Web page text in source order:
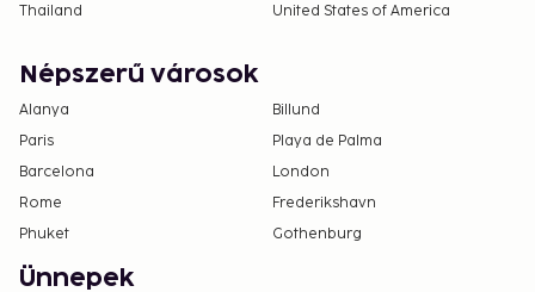
Thailand
United States of America
Népszerű városok
Alanya
Billund
Paris
Playa de Palma
Barcelona
London
Rome
Frederikshavn
Phuket
Gothenburg
Ünnepek